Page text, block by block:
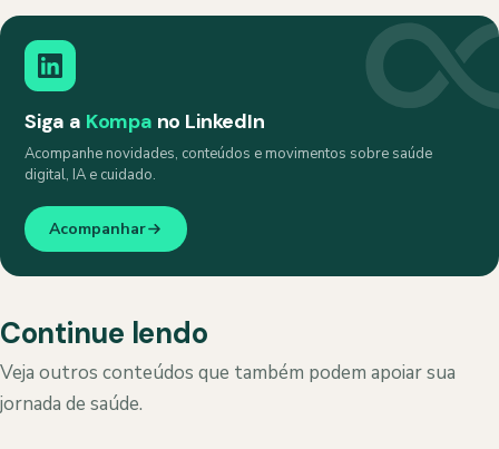
Siga a Kompa no LinkedIn
Acompanhe novidades, conteúdos e movimentos sobre saúde
digital, IA e cuidado.
Acompanhar
Continue lendo
Veja outros conteúdos que também podem apoiar sua
jornada de saúde.